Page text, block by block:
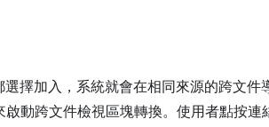
選擇加入，系統就會在相同來源的跨文
啟動跨文件檢視區塊轉換。使用者點按連